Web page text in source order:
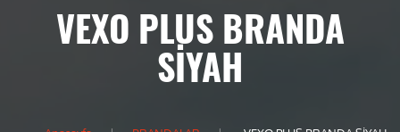
VEXO PLUS BRANDA
SİYAH